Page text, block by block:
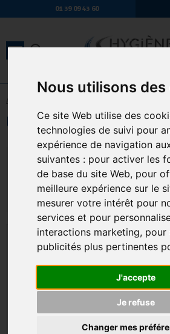
Nous utilisons
Ce site Web utilise des
technologies de suivi pour
expérience de navigation
suivantes : pour activer les
de base du site Web, pour
meilleure expérience sur le
mesurer votre intérêt pour
services et pour
interactions marketing, pour
publicités plus pertinentes
J'accepte
Je refuse
Changer mes
01 39 09 43 60
Eau De Javel 2.6% Le
5,97 € HT
AJOUTER